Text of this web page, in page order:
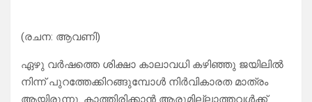
(രചന: ആവണി)
ഏഴു വർഷത്തെ ശിക്ഷാ കാലാവധി കഴിഞ്ഞു ജയിലിൽ
നിന്ന് പുറത്തേക്കിറങ്ങുമ്പോൾ നിർവികാരത മാത്രം